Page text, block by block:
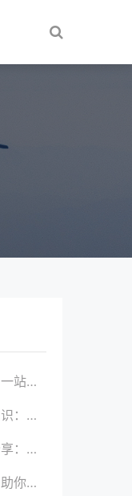
创新需求
新趋势
与效率
升竞争力